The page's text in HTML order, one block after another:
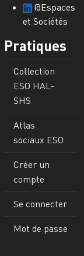
@Espaces
et Sociétés
Pratiques
Collection
ESO HAL-
SHS
Atlas
sociaux ESO
Créer un
compte
Se connecter
Mot de passe